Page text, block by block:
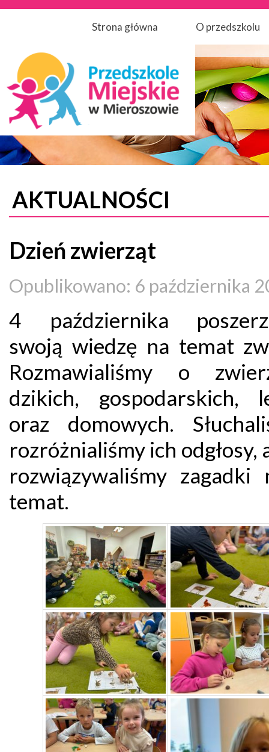
Strona główna O przedszkolu
AKTUALNOŚCI
Dzień zwierząt
Opublikowano: 6 października
4 października
swoją wiedzę na temat
Rozmawialiśmy o
dzikich, gospodarskich,
oraz domowych.
rozróżnialiśmy ich odgłosy,
rozwiązywaliśmy zagadki
temat.